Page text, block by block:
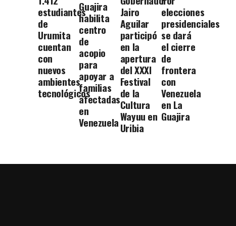
estudiantes
de
Urumita
cuentan
con
nuevos
ambientes
tecnológicos
Guajira
habilita
centro
de
acopio
para
apoyar a
familias
afectadas
en
Venezuela
Jairo
Aguilar
participó
en la
apertura
del XXXI
Festival
de la
Cultura
Wayuu en
Uribia
elecciones
presidenciales
se dará
el cierre
de
frontera
con
Venezuela
en La
Guajira